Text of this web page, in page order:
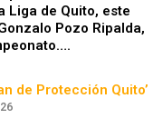
Liga de Quito, este
Pozo Ripalda,
de Protección Quito’